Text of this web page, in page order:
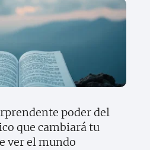
poder del
que cambiará tu
ver el mundo